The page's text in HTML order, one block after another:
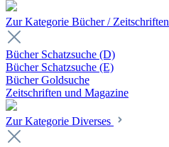
Zur Kategorie Bücher / Zeitschriften
Bücher Schatzsuche (D)
Bücher Schatzsuche (E)
Bücher Goldsuche
Zeitschriften und Magazine
Zur Kategorie Diverses